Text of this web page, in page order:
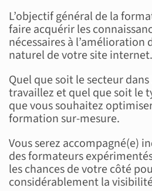
L’objectif général de la
faire acquérir les
nécessaires à
naturel de votre site internet.
Quel que soit le secteur
travaillez et quel que soit le
que vous souhaitez
formation sur-mesure.
Vous serez accompagné(e)
des formateurs
les chances de votre côté
considérablement la